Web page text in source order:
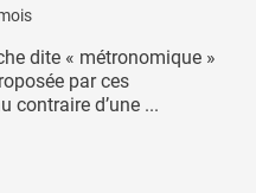
dite « métronomique »
par ces
contraire d’une ...